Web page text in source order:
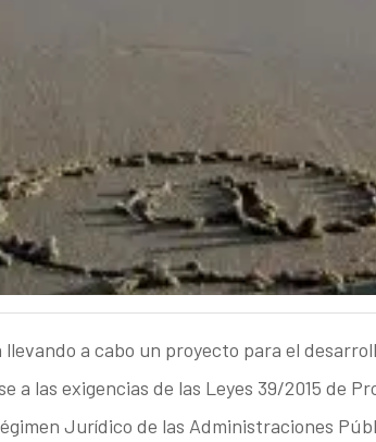
a cabo un proyecto para el
a las exigencias de las Leyes 39/2015 de
Jurídico de las Administraciones